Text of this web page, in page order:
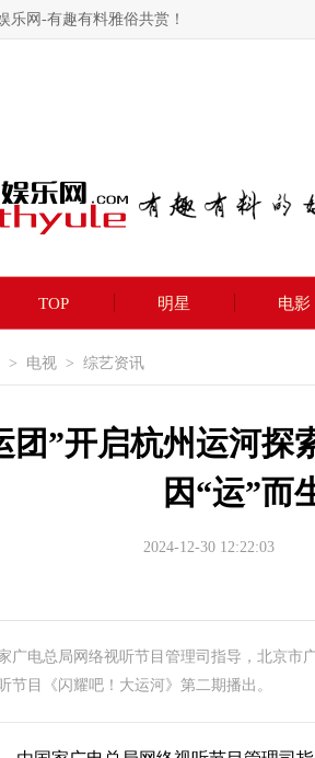
乐网-有趣有料雅俗共赏！
TOP 明星 电影
> 电视 > 综艺资讯
团”开启杭州运河探
因“运”而
2024-12-30 12:22:03
广电总局网络视听节目管理司指导，北京市
节目《闪耀吧！大运河》第二期播出。